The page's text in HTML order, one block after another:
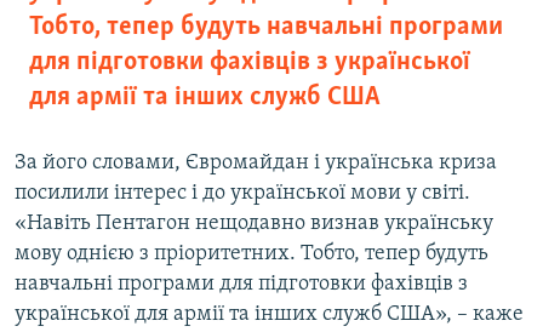
Тобто, тепер будуть навчальні програми
для підготовки фахівців з української
для армії та інших служб США
За його словами, Євромайдан і українська криза
посилили інтерес і до української мови у світі.
«Навіть Пентагон нещодавно визнав українську
мову однією з пріоритетних. Тобто, тепер будуть
навчальні програми для підготовки фахівців з
української для армії та інших служб США», – каже